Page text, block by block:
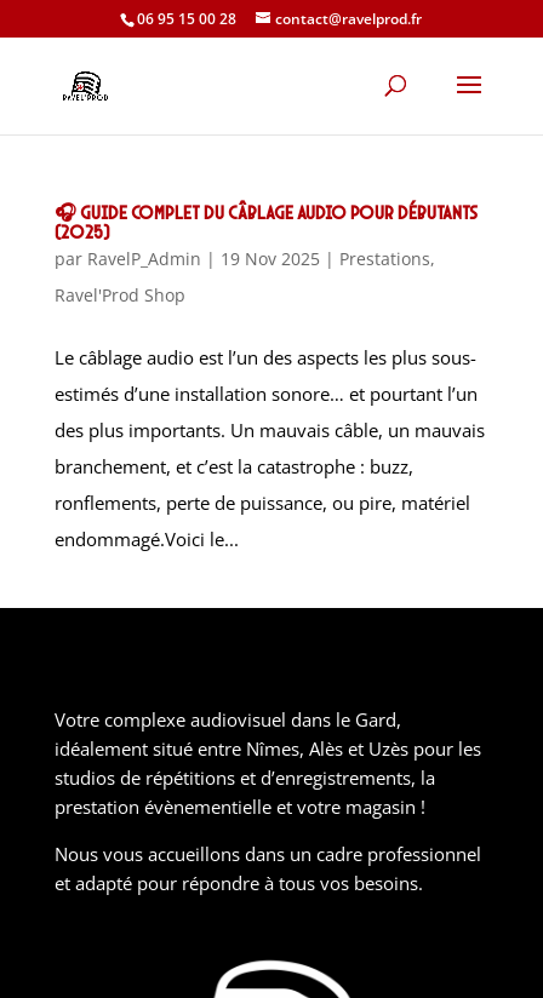
06 95 15 00 28 contact@ravelprod.fr
🎧 Guide complet du câblage audio pour débutants
(2025)
par RavelP_Admin | 19 Nov 2025| Prestations,
Ravel'Prod Shop
Le câblage audio est l’un des aspects les plus sous-
estimés d’une installation sonore… et pourtant l’un
des plus importants. Un mauvais câble, un mauvais
branchement, et c’est la catastrophe : buzz,
ronflements, perte de puissance, ou pire, matériel
endommagé.Voici le...
Votre complexe audiovisuel dans le Gard,
idéalement situé entre Nîmes, Alès et Uzès pour les
studios de répétitions et d’enregistrements, la
prestation évènementielle et votre magasin !
Nous vous accueillons dans un cadre professionnel
et adapté pour répondre à tous vos besoins.